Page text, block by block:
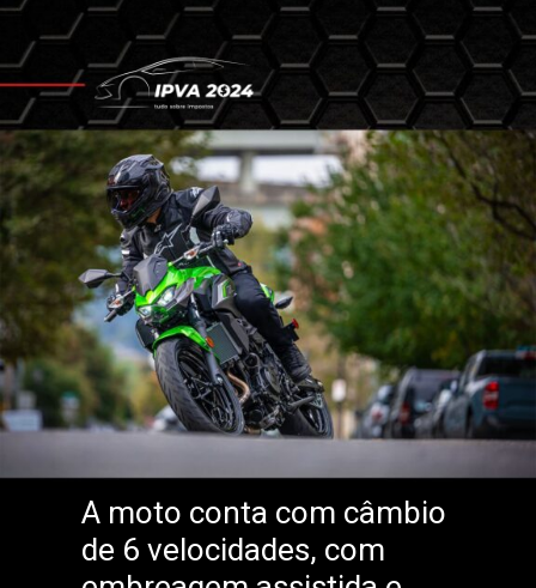
A moto conta com câmbio
de 6 velocidades, com